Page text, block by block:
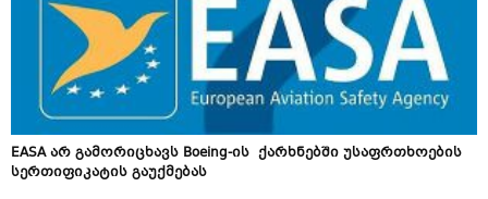
EASA არ გამორიცხავს Boeing-ის ქარხნებში უსაფრთხოების
სერთიფიკატის გაუქმებას